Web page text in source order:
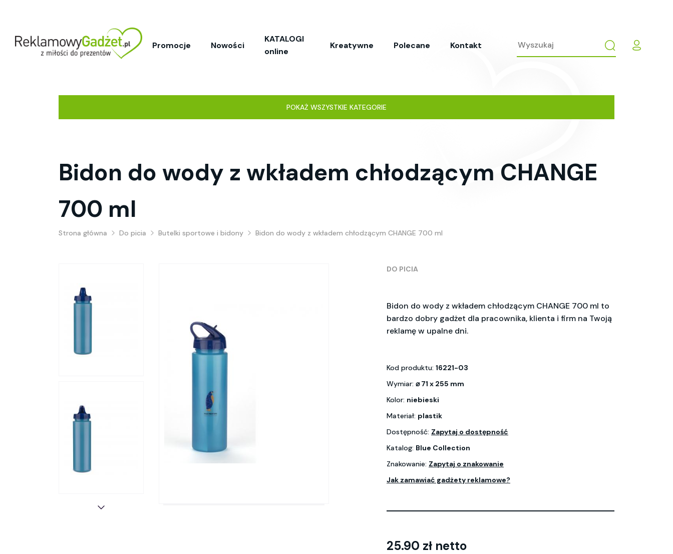
Promocje Nowości
KATALOGI
online
Kreatywne Polecane Kontakt
POKAŻ WSZYSTKIE KATEGORIE
Bidon do wody z wkładem chłodzącym CHANGE
700 ml
Strona główna Do picia Butelki sportowe i bidony Bidon do wody z wkładem chłodzącym CHANGE 700 ml
DO PICIA
Bidon do wody z wkładem chłodzącym CHANGE 700 ml to
bardzo dobry gadżet dla pracownika, klienta i firm na Twoją
reklamę w upalne dni.
Kod produktu: 16221-03
Wymiar: ⌀ 71 x 255 mm
Kolor: niebieski
Materiał: plastik
Dostępność: Zapytaj o dostępność
Katalog: Blue Collection
Znakowanie: Zapytaj o znakowanie
Jak zamawiać gadżety reklamowe?
25.90 zł netto